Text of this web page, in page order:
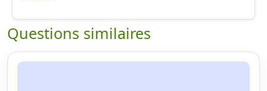
Questions similaires